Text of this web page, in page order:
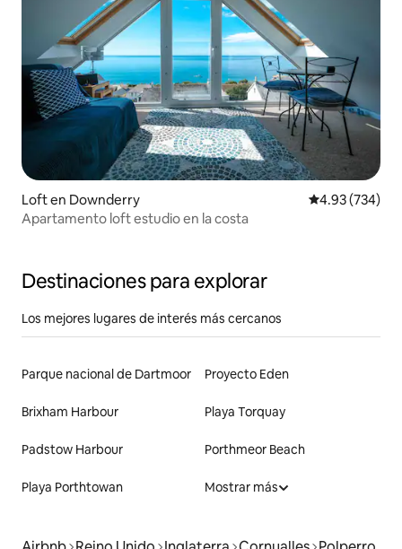
Loft en Downderry Calificación
4.93 (734)
Apartamento loft estudio en la costa
Destinaciones para explorar
Los mejores lugares de interés más cercanos
Parque nacional de Dartmoor Proyecto Eden
Brixham Harbour Playa Torquay
Padstow Harbour Porthmeor Beach
Playa Porthtowan Mostrar más